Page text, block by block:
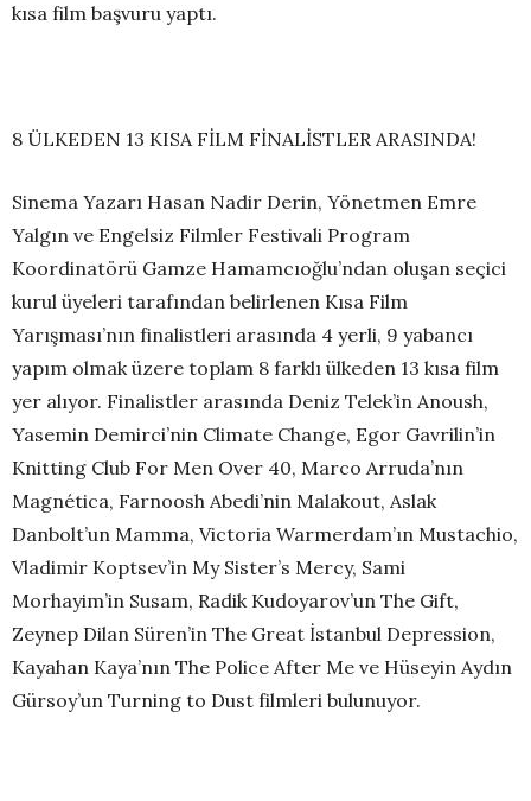
kısa film başvuru yaptı.
8 ÜLKEDEN 13 KISA FİLM FİNALİSTLER ARASINDA!
Sinema Yazarı Hasan Nadir Derin, Yönetmen Emre
Yalgın ve Engelsiz Filmler Festivali Program
Koordinatörü Gamze Hamamcıoğlu’ndan oluşan seçici
kurul üyeleri tarafından belirlenen Kısa Film
Yarışması’nın finalistleri arasında 4 yerli, 9 yabancı
yapım olmak üzere toplam 8 farklı ülkeden 13 kısa film
yer alıyor. Finalistler arasında Deniz Telek’in Anoush,
Yasemin Demirci’nin Climate Change, Egor Gavrilin’in
Knitting Club For Men Over 40, Marco Arruda’nın
Magnética, Farnoosh Abedi’nin Malakout, Aslak
Danbolt’un Mamma, Victoria Warmerdam’ın Mustachio,
Vladimir Koptsev’in My Sister’s Mercy, Sami
Morhayim’in Susam, Radik Kudoyarov’un The Gift,
Zeynep Dilan Süren’in The Great İstanbul Depression,
Kayahan Kaya’nın The Police After Me ve Hüseyin Aydın
Gürsoy’un Turning to Dust filmleri bulunuyor.